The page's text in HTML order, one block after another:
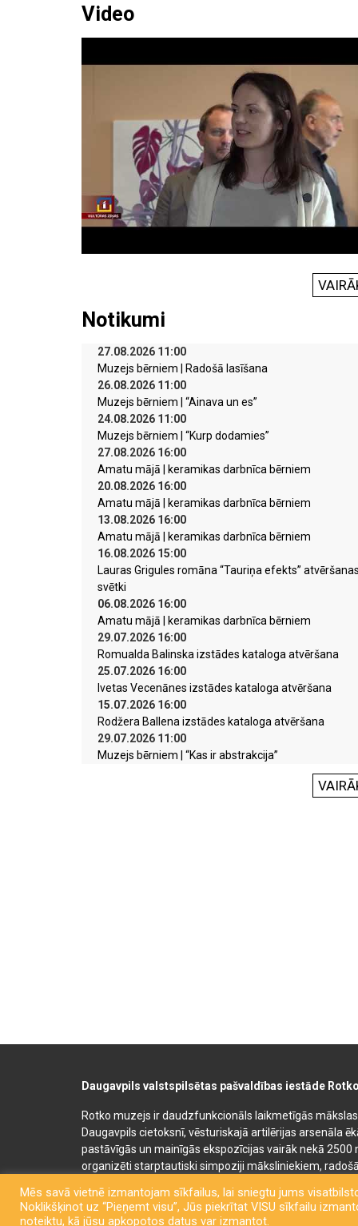
Video
Notikumi
27.08.2026 11:00
Muzejs bērniem | Radošā lasīšana
26.08.2026 11:00
Muzejs bērniem | “Ainava un es”
24.08.2026 11:00
Muzejs bērniem | “Kurp dodamies”
27.08.2026 16:00
Amatu mājā | keramikas darbnīca bērniem
20.08.2026 16:00
Amatu mājā | keramikas darbnīca bērniem
13.08.2026 16:00
Amatu mājā | keramikas darbnīca bērniem
16.08.2026 15:00
Lauras Grigules romāna “Tauriņa efekts”
svētki
06.08.2026 16:00
Amatu mājā | keramikas darbnīca bērniem
29.07.2026 16:00
Romualda Balinska izstādes kataloga atvēršana
25.07.2026 16:00
Ivetas Vecenānes izstādes kataloga atvēršana
15.07.2026 16:00
Rodžera Ballena izstādes kataloga atvēršana
29.07.2026 11:00
Muzejs bērniem | “Kas ir abstrakcija”
Daugavpils valstspilsētas pašvaldības iestāde
Rotko muzejs ir daudzfunkcionāls laikmetīgās
Daugavpils cietoksnī, vēsturiskajā artilērijas arsenāla
pastāvīgās un mainīgās ekspozīcijas vairāk nekā
organizēti starptautiski simpoziji māksliniekiem,
semināru un konferenču telpas. Rotko muzeja telpās
kafejnīca. Līdzās Rotko muzejam 2022. gadā tika
Mēs savā vietnē izmantojam sīkfailus, lai sniegtu jums
Noklikšķinot uz “Pieņemt visu”, Jūs piekrītat VISU sīkfailu
noteiktu, kā jūsu apkopotos datus var izmantot.